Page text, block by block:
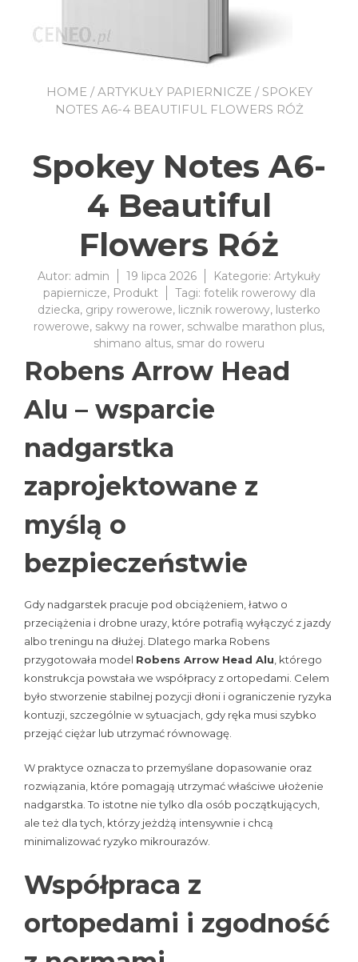
HOME/ARTYKUŁY PAPIERNICZE/ SPOKEY
NOTES A6-4 BEAUTIFUL FLOWERS RÓŻ
Spokey Notes A6-
4 Beautiful
Flowers Róż
Autor: admin 19 lipca 2026 Kategorie: Artykuły
papiernicze, Produkt Tagi: fotelik rowerowy dla
dziecka, gripy rowerowe, licznik rowerowy, lusterko
rowerowe, sakwy na rower, schwalbe marathon plus,
shimano altus, smar do roweru
Robens Arrow Head
Alu – wsparcie
nadgarstka
zaprojektowane z
myślą o
bezpieczeństwie
Gdy nadgarstek pracuje pod obciążeniem, łatwo o
przeciążenia i drobne urazy, które potrafią wyłączyć z jazdy
albo treningu na dłużej. Dlatego marka Robens
przygotowała model Robens Arrow Head Alu , którego
konstrukcja powstała we współpracy z ortopedami. Celem
było stworzenie stabilnej pozycji dłoni i ograniczenie ryzyka
kontuzji, szczególnie w sytuacjach, gdy ręka musi szybko
przejąć ciężar lub utrzymać równowagę.
W praktyce oznacza to przemyślane dopasowanie oraz
rozwiązania, które pomagają utrzymać właściwe ułożenie
nadgarstka. To istotne nie tylko dla osób początkujących,
ale też dla tych, którzy jeżdżą intensywnie i chcą
minimalizować ryzyko mikrourazów.
Współpraca z
ortopedami i zgodność